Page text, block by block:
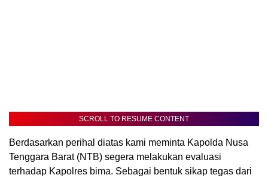
SCROLL TO RESUME CONTENT
Berdasarkan perihal diatas kami meminta Kapolda Nusa
Tenggara Barat (NTB) segera melakukan evaluasi
terhadap Kapolres bima. Sebagai bentuk sikap tegas dari